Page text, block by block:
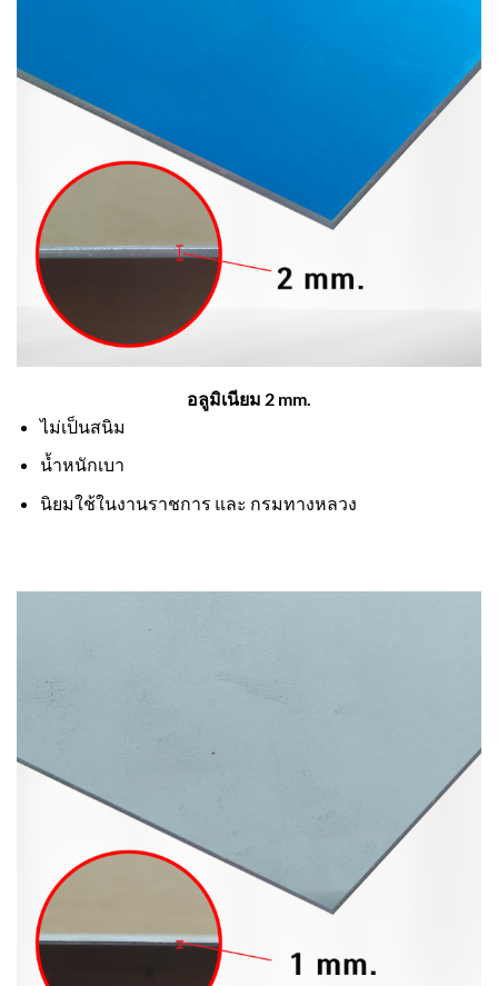
อลูมิเนียม 2 mm.
ไม่เป็นสนิม
น้ำหนักเบา
นิยมใช้ในงานราชการ และ กรมทางหลวง